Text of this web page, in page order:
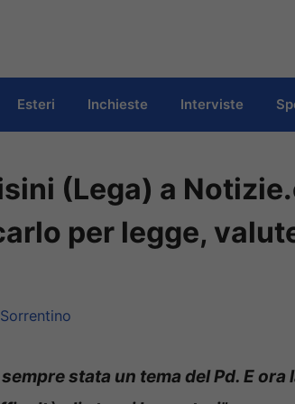
Esteri Inchieste Interviste
(Lega) a
per legge,
stata un tema del Pd. E ora